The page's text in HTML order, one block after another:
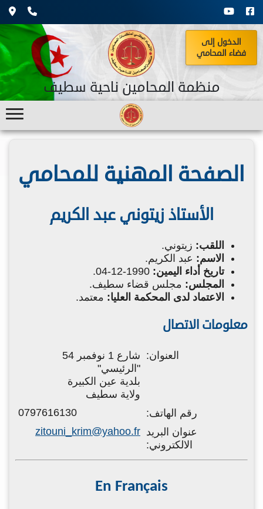
منظمة المحامين ناحية سطيف
الدخول إلى
فضاء المحامي
الصفحة المهنية للمحامي
الأستاذ زيتوني عبد الكريم
اللقب: زيتوني.
الاسم: عبد الكريم.
تاريخ أداء اليمين:
المجلس: مجلس قضاء سطيف.
الاعتماد لدى المحكمة العليا: معتمد.
معلومات الاتصال
العنوان:
شارع 1 نوفمبر 54
"الرئيسي"
بلدية عين الكبيرة
ولاية سطيف
رقم الهاتف:
0797616130
عنوان البريد
الالكتروني:
zitouni_krim@yahoo.fr
En Français